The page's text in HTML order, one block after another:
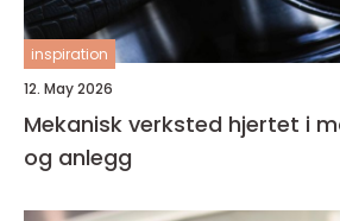
inspiration
12. May 2026
Mekanisk verksted hjertet i moderne industri
og anlegg